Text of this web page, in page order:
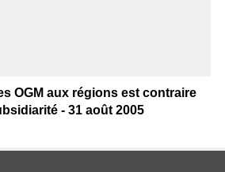
OGM aux régions est contraire
- 31 août 2005